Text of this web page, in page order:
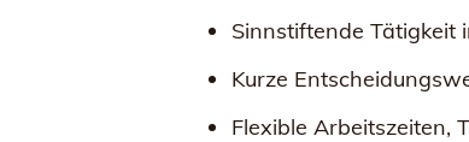
Sinnstiftende Tätigkeit
Kurze
Flexible Arbeitszeiten,